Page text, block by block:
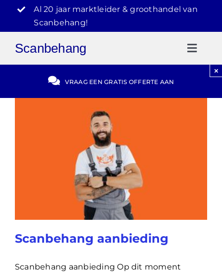
inhoud
Al 20 jaar marktleider & groothandel van
Scanbehang!
Scanbehang
Gratis Offerte
VRAAG EEN GRATIS OFFERTE AAN
×
Scanbehang aanbieding
Scanbehang aanbieding Op dit moment